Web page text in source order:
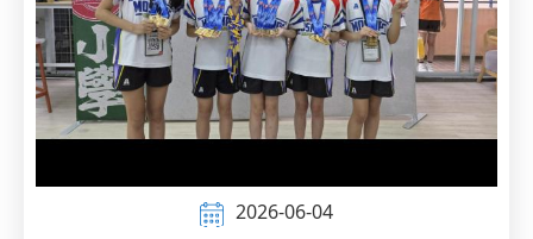
2026-06-04